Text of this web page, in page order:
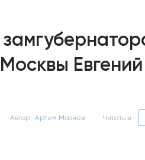
Автор: Артем Мазнев Читать в